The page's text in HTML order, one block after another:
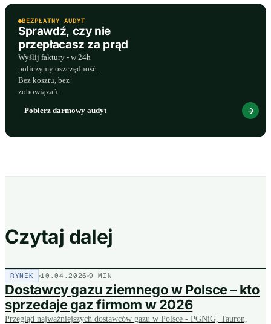
BEZPŁATNY AUDYT
Sprawdź, czy nie
przepłacasz za prąd
Wyślij faktury - w 24h
policzymy oszczędność.
Bez kosztu, bez
zobowiązań.
Pobierz darmowy audyt
Czytaj dalej
RYNEK 10.04.2026 9 MIN
Dostawcy gazu ziemnego w Polsce – kto
sprzedaje gaz firmom w 2026
Przegląd najważniejszych dostawców gazu w Polsce - PGNiG, Tauron,